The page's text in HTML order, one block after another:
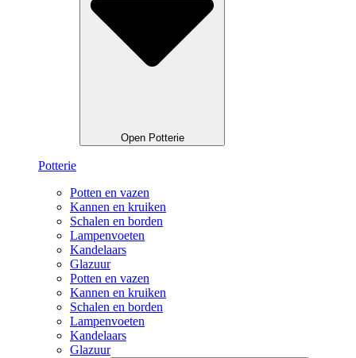
Open Potterie
Potterie
Potten en vazen
Kannen en kruiken
Schalen en borden
Lampenvoeten
Kandelaars
Glazuur
Potten en vazen
Kannen en kruiken
Schalen en borden
Lampenvoeten
Kandelaars
Glazuur